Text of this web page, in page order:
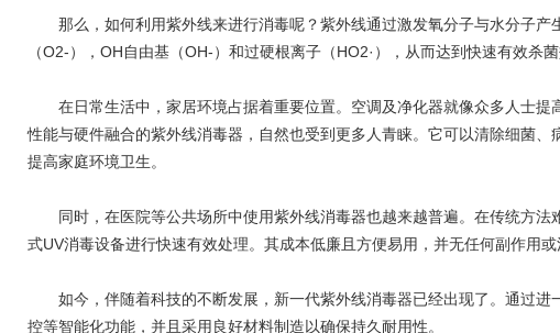
那么，如何利用紫外线来进行消毒呢？紫外线通过激发氧分子与水分子产
（O2-），OH自由基（OH-）和过硬根离子（HO2·），从而达到快速有效杀菌
在日常生活中，家居环境占据着重要位置。空调及净化器就像众多人士提
性能与硬件融合的紫外线消毒器，自然也受到更多人青睐。它可以清除细菌、
提高家庭环境卫生。
同时，在医院等公共场所中使用紫外线消毒器也越来越普遍。在传统方法
式UV消毒设备进行快速有效处理。其成本低廉且方便易用，并无任何副作用或
如今，伴随着科技的不断发展，新一代紫外线消毒器已经出现了。通过进
控等智能化功能，并且采用良好材料制造以确保持久耐用性。